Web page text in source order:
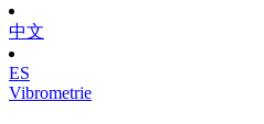
中文
ES
Vibrometrie